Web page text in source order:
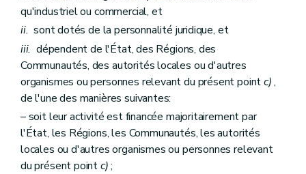
Art. 69
Annexe
Annexe
Annexe
Annexe
Annexe
qu'industriel ou commercial, et
ii. sont dotés de la personnalité juridique, et
iii. dépendent de l'État, des Régions, des
Communautés, des autorités locales ou d'autres
organismes ou personnes relevant du présent pointc),
de l'une des manières suivantes:
– soit leur activité est financée majoritairement par
l'État, les Régions, les Communautés, les autorités
locales ou d'autres organismes ou personnes relevant
du présent pointc);